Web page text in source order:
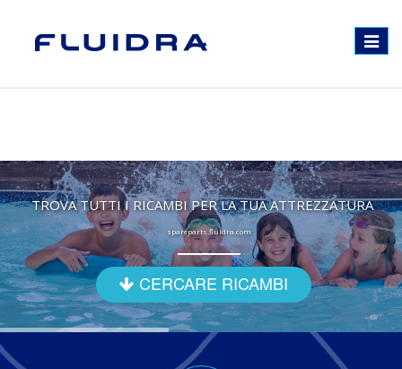
Toggle
TROVA TUTTI I RICAMBI PER LA TUA ATTREZZATURA
spareparts.fluidra.com
CERCARE RICAMBI